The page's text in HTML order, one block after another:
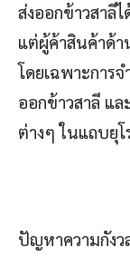
ส่งออกข้าวสาลี
แต่ผู้ค้าสินค้าด้า
โดยเฉพาะการ
ออกข้าวสาลี แ
ต่างๆ ในแถบยุโ
ปัญหาความกังว